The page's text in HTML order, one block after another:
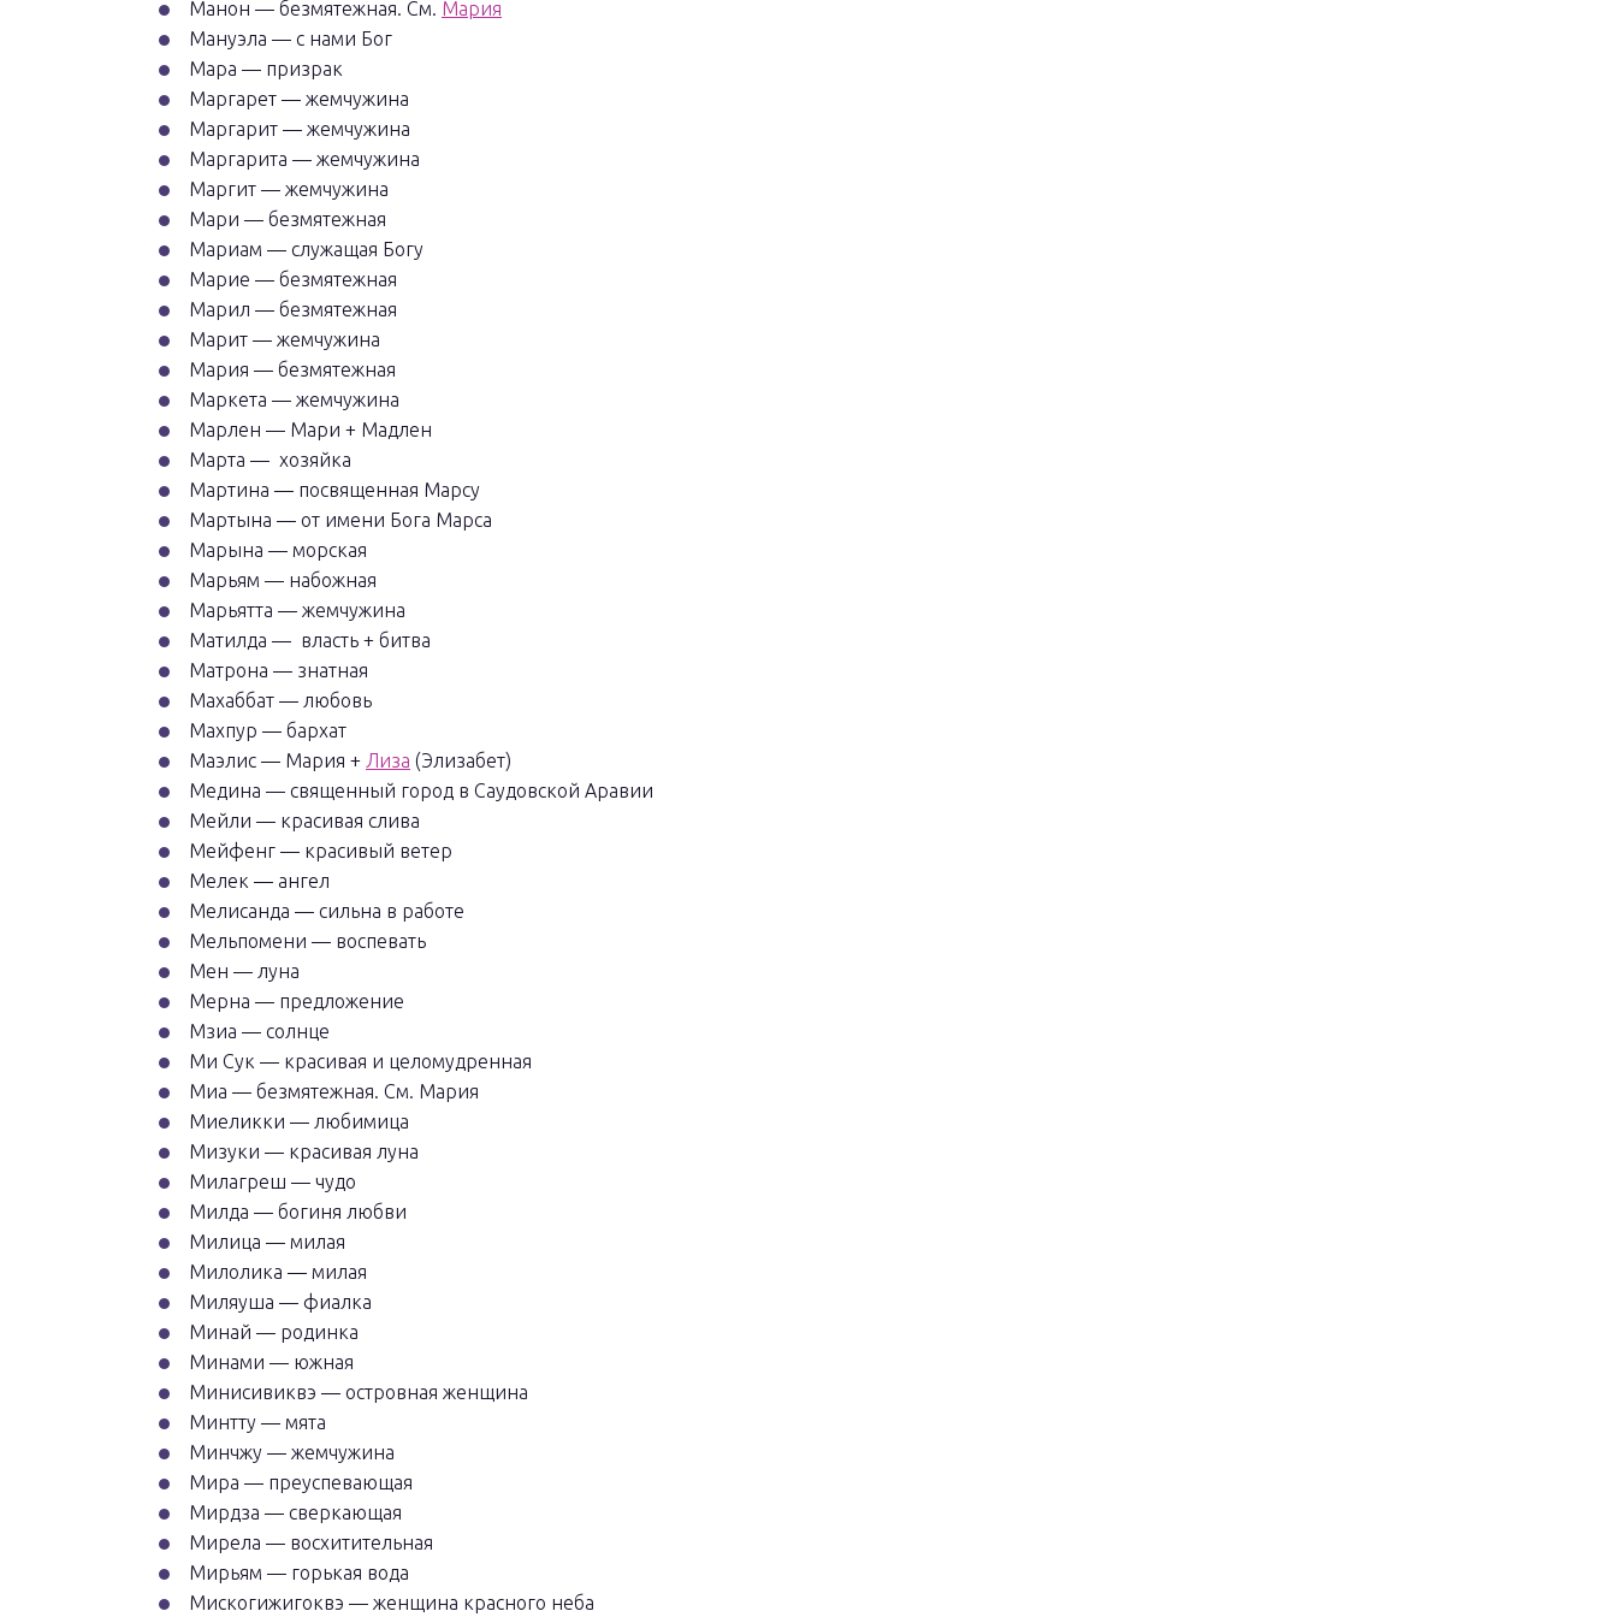
Манон — безмятежная. См. Мария
Мануэла — с нами Бог
Мара — призрак
Маргарет — жемчужина
Маргарит — жемчужина
Маргарита — жемчужина
Маргит — жемчужина
Мари — безмятежная
Мариам — служащая Богу
Марие — безмятежная
Марил — безмятежная
Марит — жемчужина
Мария — безмятежная
Маркета — жемчужина
Марлен — Мари + Мадлен
Марта — хозяйка
Мартина — посвященная Марсу
Мартына — от имени Бога Марса
Марына — морская
Марьям — набожная
Марьятта — жемчужина
Матилда — власть + битва
Матрона — знатная
Махаббат — любовь
Махпур — бархат
Маэлис — Мария + Лиза (Элизабет)
Медина — священный город в Саудовской Аравии
Мейли — красивая слива
Мейфенг — красивый ветер
Мелек — ангел
Мелисанда — сильна в работе
Мельпомени — воспевать
Мен — луна
Мерна — предложение
Мзиа — солнце
Ми Сук — красивая и целомудренная
Миа — безмятежная. См. Мария
Миеликки — любимица
Мизуки — красивая луна
Милагреш — чудо
Милда — богиня любви
Милица — милая
Милолика — милая
Миляуша — фиалка
Минай — родинка
Минами — южная
Минисивиквэ — островная женщина
Минтту — мята
Минчжу — жемчужина
Мира — преуспевающая
Мирдза — сверкающая
Мирела — восхитительная
Мирьям — горькая вода
Мискогижигоквэ — женщина красного неба